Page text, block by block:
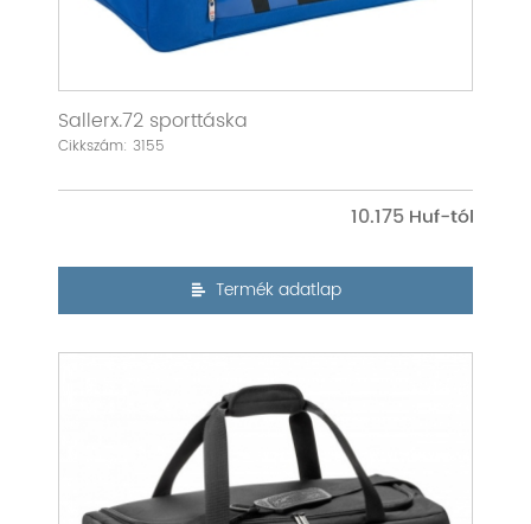
Sallerx.72 sporttáska
Cikkszám: 3155
10.175
Termék adatlap